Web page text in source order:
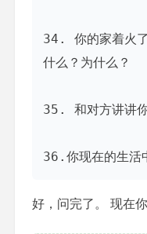
34. 你的家着火了
什么？为什么？
35. 和对方讲讲你
好，问完了。 现在